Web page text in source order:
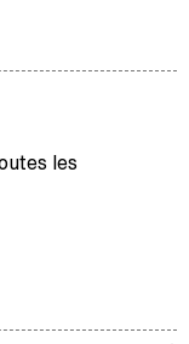
les